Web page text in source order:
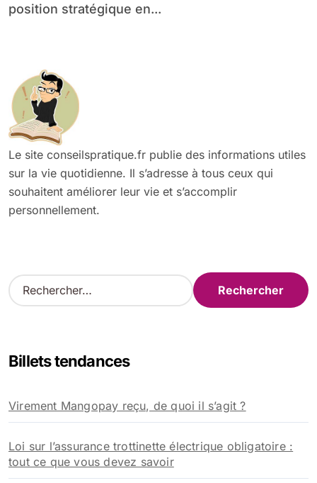
position stratégique en...
Le site conseilspratique.fr publie des informations utiles
sur la vie quotidienne. Il s’adresse à tous ceux qui
souhaitent améliorer leur vie et s’accomplir
personnellement.
R
e
r
e
r
:
Billets tendances
Virement Mangopay reçu, de quoi il s’agit ?
Loi sur l’assurance trottinette électrique obligatoire :
tout ce que vous devez savoir